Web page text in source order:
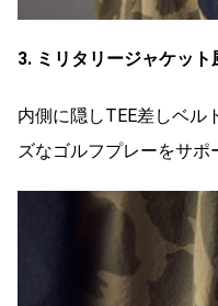
3. ミリタリージャケット
内側に隠しTEE差しベル
ズなゴルフプレーをサポ